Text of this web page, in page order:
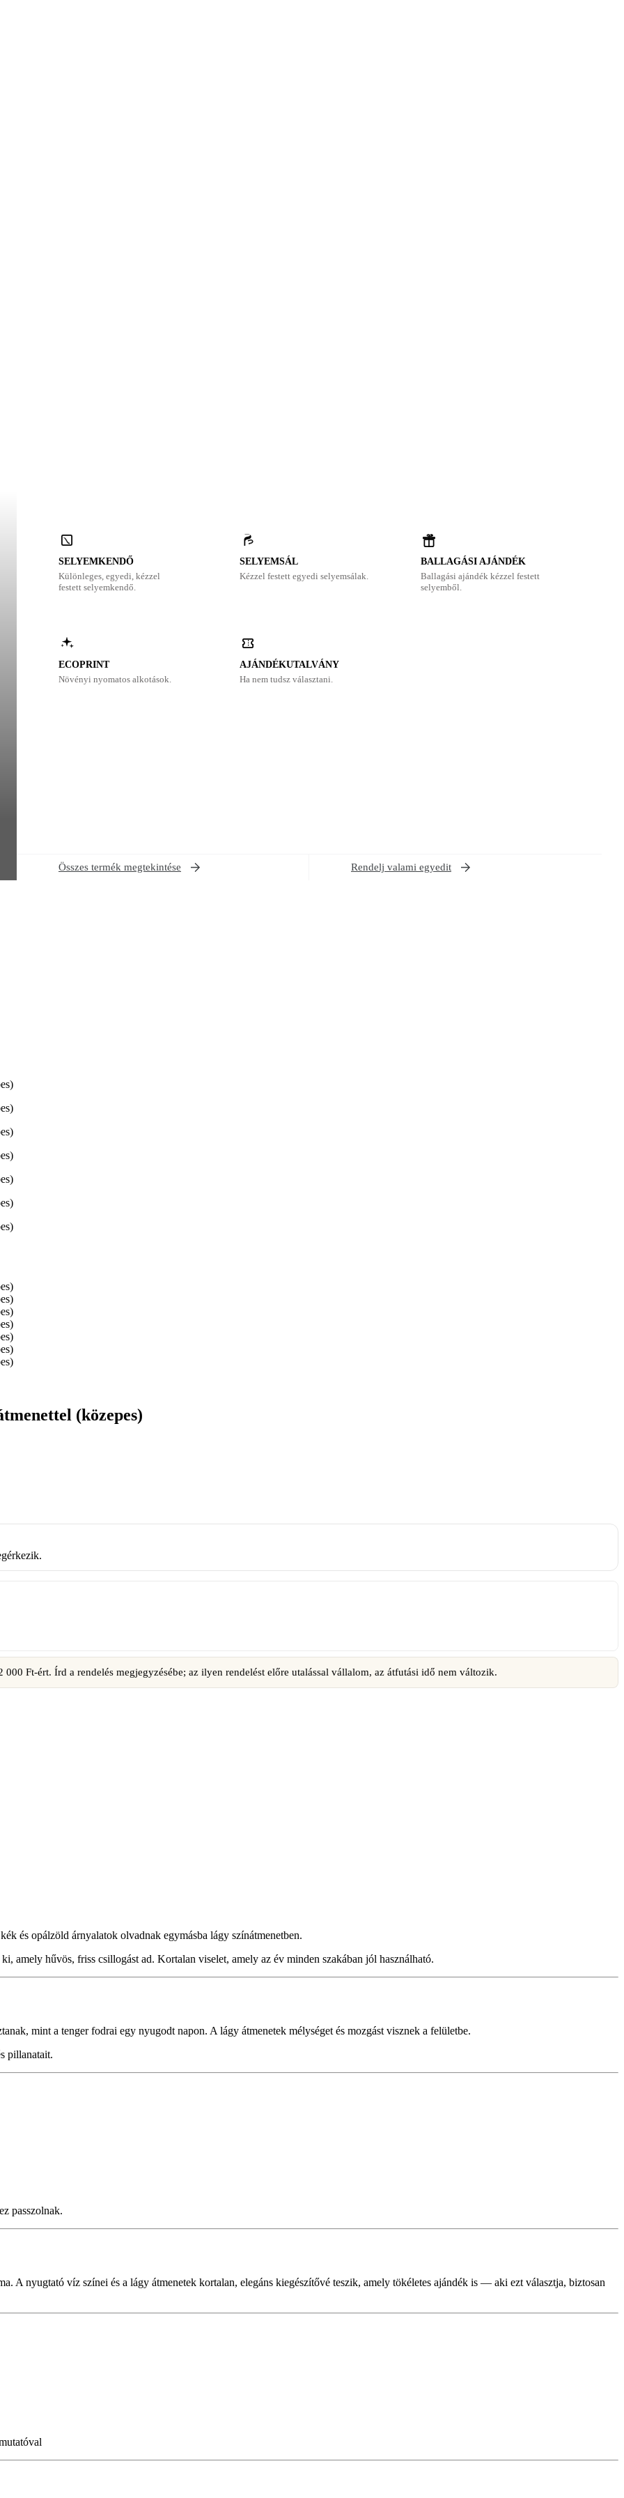
SELYEMKENDŐ
Különleges, egyedi, kézzel
festett selyemkendő.
SELYEMSÁL
Kézzel festett egyedi selyemsálak.
BALLAGÁSI AJÁNDÉK
Ballagási ajándék kézzel festett
selyemből.
ECOPRINT
Növényi nyomatos alkotások.
AJÁNDÉKUTALVÁNY
Ha nem tudsz választani.
Összes termék megtekintése Rendelj valami egyedit
(közepes)
Ft-ért. Írd a rendelés megjegyzésébe; az ilyen rendelést előre utalással vállalom, az átfutási idő nem változik.
és opálzöld árnyalatok olvadnak egymásba lágy színátmenetben.
amely hűvös, friss csillogást ad. Kortalan viselet, amely az év minden szakában jól használható.
mint a tenger fodrai egy nyugodt napon. A lágy átmenetek mélységet és mozgást visznek a felületbe.
pillanatait.
passzolnak.
A nyugtató víz színei és a lágy átmenetek kortalan, elegáns kiegészítővé teszik, amely tökéletes ajándék is — aki ezt választja, biztosan